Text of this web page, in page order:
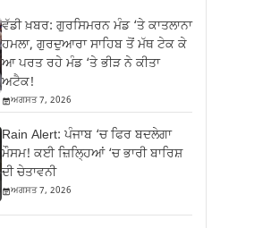
ਵੱਡੀ ਖ਼ਬਰ: ਗੁਰਸਿਮਰਨ ਮੰਡ ‘ਤੇ ਕਾਤਲਾਨਾ
ਹਮਲਾ, ਗੁਰਦੁਆਰਾ ਸਾਹਿਬ ਤੋਂ ਮੱਥ ਟੇਕ ਕੇ
ਆ ਪਰਤ ਰਹੇ ਮੰਡ ‘ਤੇ ਭੀੜ ਨੇ ਕੀਤਾ
ਅਟੈਕ!
ਅਗਸਤ 7, 2026
Rain Alert: ਪੰਜਾਬ ‘ਚ ਫਿਰ ਬਦਲੇਗਾ
ਮੌਸਮ! ਕਈ ਜ਼ਿਲ੍ਹਿਆਂ ‘ਚ ਭਾਰੀ ਬਾਰਿਸ਼
ਦੀ ਚੇਤਾਵਨੀ
ਅਗਸਤ 7, 2026